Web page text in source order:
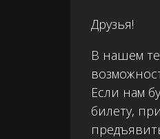
Друзья!
В нашем
Если нам
билету,